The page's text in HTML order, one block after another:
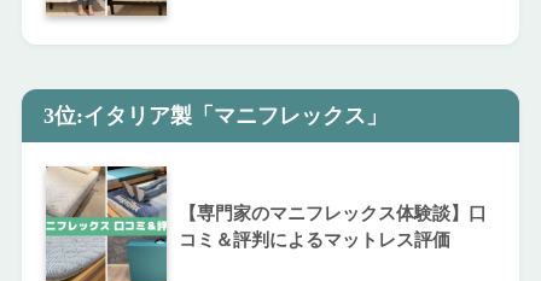
3位:イタリア製「マニフレックス」
【専門家のマニフレックス体験談】口
コミ＆評判によるマットレス評価